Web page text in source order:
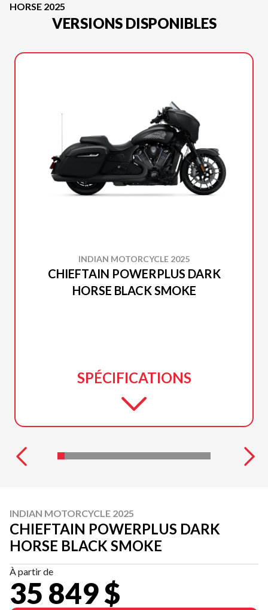
HORSE 2025
VERSIONS DISPONIBLES
INDIAN MOTORCYCLE 2025
CHIEFTAIN POWERPLUS DARK
HORSE BLACK SMOKE
SPÉCIFICATIONS
INDIAN MOTORCYCLE 2025
CHIEFTAIN POWERPLUS DARK
HORSE BLACK SMOKE
À partir de
35 849 $